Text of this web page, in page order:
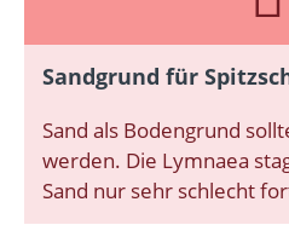
Sandgrund für
Sand als Bodengrund
werden. Die Lymnaea
Sand nur sehr schlecht